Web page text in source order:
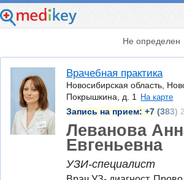
Не определен
Врачебная практика
Новосибирская область,
Покрышкина, д. 1
На карте
Запись на прием: +7 (383) 2
Леванова
Евгеньевна
УЗИ-специалист